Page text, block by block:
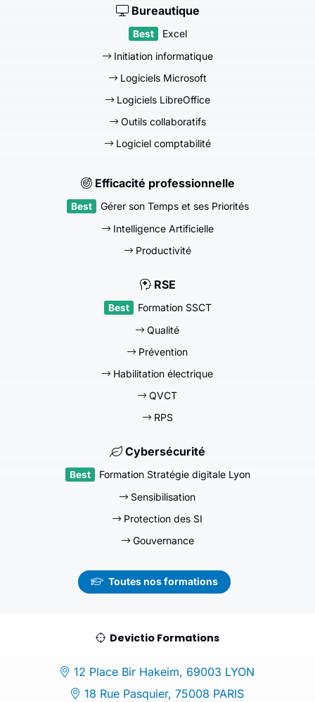
Bureautique
Excel
Initiation informatique
Logiciels Microsoft
Logiciels LibreOffice
Outils collaboratifs
Logiciel comptabilité
Efficacité professionnelle
Gérer son Temps et ses Priorités
Intelligence Artificielle
Productivité
RSE
Formation SSCT
Qualité
Prévention
Habilitation électrique
QVCT
RPS
Cybersécurité
Formation Stratégie digitale Lyon
Sensibilisation
Protection des SI
Gouvernance
Toutes nos formations
Devictio Formations
12 Place Bir Hakeim, 69003 LYON
18 Rue Pasquier, 75008 PARIS